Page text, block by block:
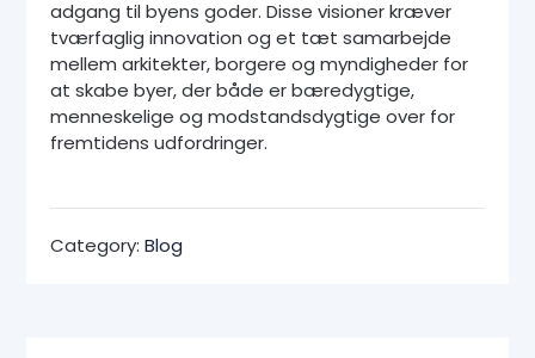
adgang til byens goder. Disse visioner kræver
tværfaglig innovation og et tæt samarbejde
mellem arkitekter, borgere og myndigheder for
at skabe byer, der både er bæredygtige,
menneskelige og modstandsdygtige over for
fremtidens udfordringer.
Category:Blog